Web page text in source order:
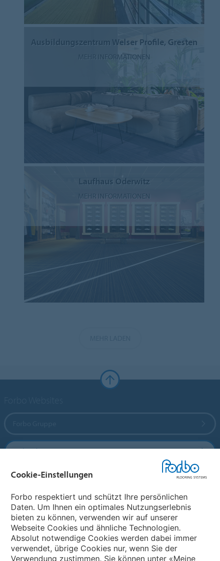
Ausbildungszentrum Welser Profile, Gresten
MEHR INFORMATIONEN
Laufhaus Oderwitz
MEHR INFORMATIONEN
Forbo Flooring Systems
Forbo Movement Systems
Land auswählen
Land auswählen
Cookie-Einstellungen
Forbo respektiert und schützt Ihre persönlichen
Daten. Um Ihnen ein optimales Nutzungserlebnis
bieten zu können, verwenden wir auf unserer
Webseite Cookies und ähnliche Technologien.
Absolut notwendige Cookies werden dabei immer
verwendet, übrige Cookies nur, wenn Sie der
Verwendung zustimmen. Sie können unter «Meine